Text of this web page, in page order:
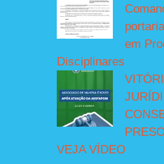
em
Disciplinares
VEJA VÍDEO